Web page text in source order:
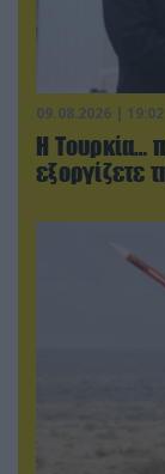
09.08.2026 | 19:02
Η Τουρκία…
εξοργίζετε